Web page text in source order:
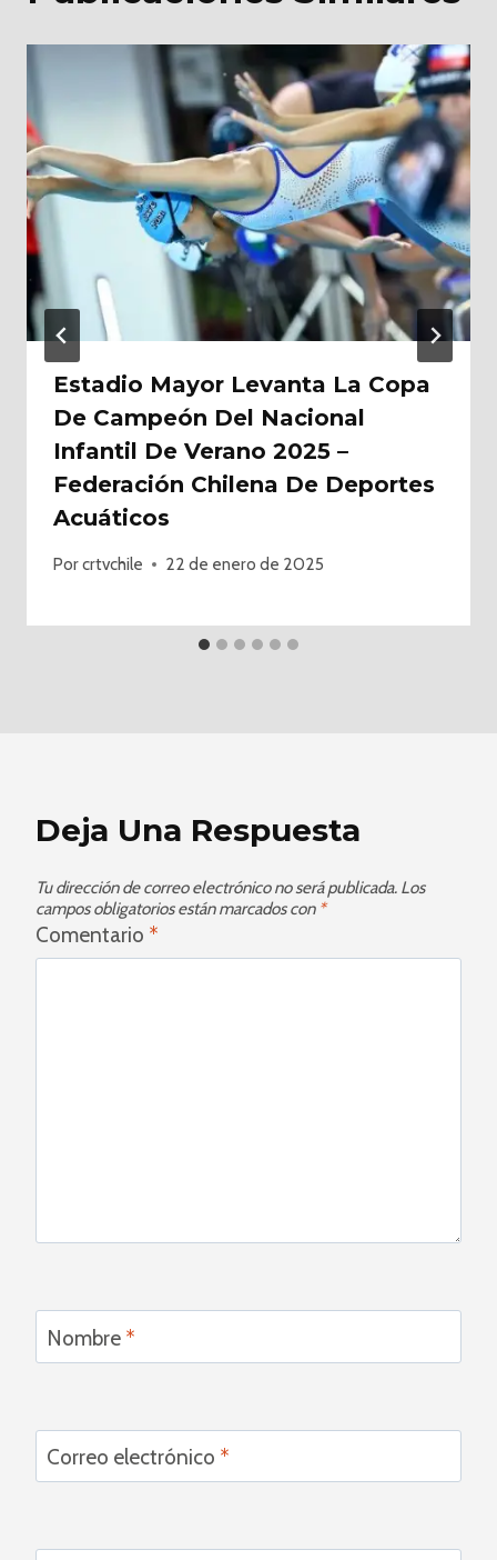
Estadio Mayor Levanta La Copa
De Campeón Del Nacional
Infantil De Verano 2025 –
Federación Chilena De Deportes
Acuáticos
Porcrtvchile 22 de enero de 2025
Deja Una Respuesta
Tu dirección de correo electrónico no será publicada. Los
campos obligatorios están marcados con *
Comentario *
Nombre *
Correo electrónico *